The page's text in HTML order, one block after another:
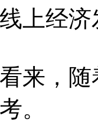
上经
，随
。